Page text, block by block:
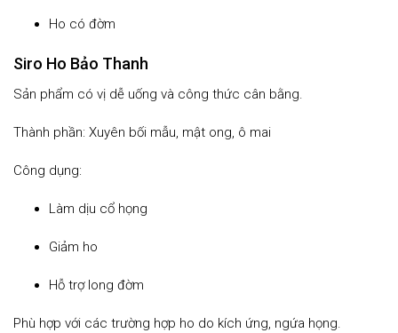
Ho có đờm
Siro Ho Bảo Thanh
Sản phẩm có vị dễ uống và công thức cân bằng.
Thành phần: Xuyên bối mẫu, mật ong, ô mai
Công dụng:
Làm dịu cổ họng
Giảm ho
Hỗ trợ long đờm
Phù hợp với các trường hợp ho do kích ứng, ngứa họng.